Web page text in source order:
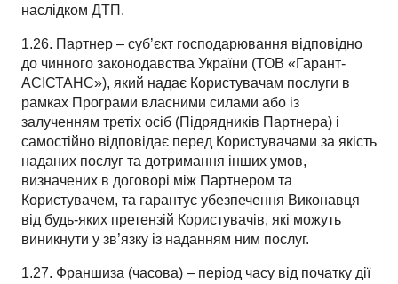
наслідком ДТП.
1.26. Партнер – суб’єкт господарювання відповідно
до чинного законодавства України (ТОВ «Гарант-
АСІСТАНС»), який надає Користувачам послуги в
рамках Програми власними силами або із
залученням третіх осіб (Підрядників Партнера) і
самостійно відповідає перед Користувачами за якість
наданих послуг та дотримання інших умов,
визначених в договорі між Партнером та
Користувачем, та гарантує убезпечення Виконавця
від будь-яких претензій Користувачів, які можуть
виникнути у зв’язку із наданням ним послуг.
1.27. Франшиза (часова) – період часу від початку дії